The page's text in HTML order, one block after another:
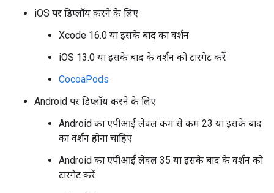
iOS पर डिप्लॉय करने के लिए
Xcode 16.0 या इसके बाद का वर्शन
iOS 13.0 या इसके बाद के वर्शन को टारगेट करें
CocoaPods
Android पर डिप्लॉय करने के लिए
Android का एपीआई लेवल कम से कम 23 या इसके बाद
का वर्शन होना चाहिए
Android का एपीआई लेवल 35 या इसके बाद के वर्शन को
टारगेट करें